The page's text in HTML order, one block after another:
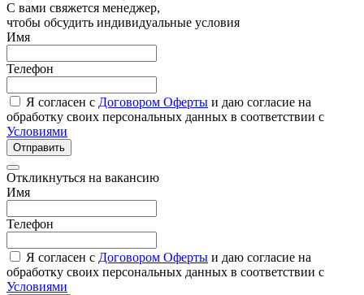
С вами свяжется менеджер,
чтобы обсудить индивидуальные условия
Имя
Телефон
Я согласен с Договором Оферты и даю согласие на
обработку своих персональных данных в соответствии с
Условиями
Отправить
Откликнуться на вакансию
Имя
Телефон
Я согласен с Договором Оферты и даю согласие на
обработку своих персональных данных в соответствии с
Условиями